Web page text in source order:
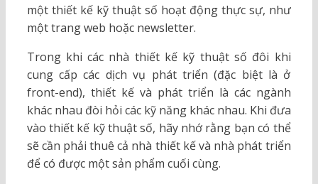
một thiết kế kỹ thuật số hoạt động thực sự, như
một trang web hoặc newsletter.
Trong khi các nhà thiết kế kỹ thuật số đôi khi
cung cấp các dịch vụ phát triển (đặc biệt là ở
front-end), thiết kế và phát triển là các ngành
khác nhau đòi hỏi các kỹ năng khác nhau. Khi đưa
vào thiết kế kỹ thuật số, hãy nhớ rằng bạn có thể
sẽ cần phải thuê cả nhà thiết kế và nhà phát triển
để có được một sản phẩm cuối cùng.